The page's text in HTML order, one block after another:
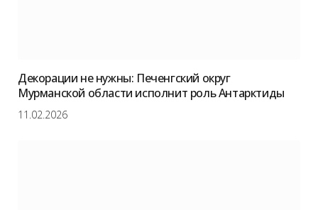
Декорации не нужны: Печенгский округ
Мурманской области исполнит роль Антарктиды
11.02.2026